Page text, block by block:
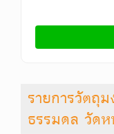
รายการวัตถุ
ธรรมดล วัด